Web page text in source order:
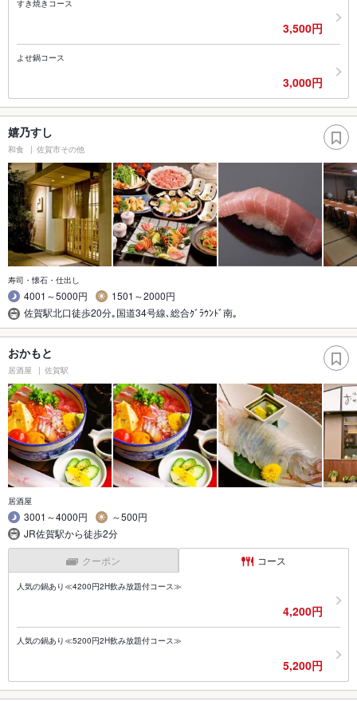
すき焼きコース
3,500円
よせ鍋コース
3,000円
嬉乃すし
和食 佐賀市その他
寿司・懐石・仕出し
4001～5000円
1501～2000円
佐賀駅北口徒歩20分｡国道34号線､総合ｸﾞﾗｳﾝﾄﾞ南｡
おかもと
居酒屋 佐賀駅
居酒屋
3001～4000円
～500円
JR佐賀駅から徒歩2分
クーポン コース
人気の鍋あり≪4200円2H飲み放題付コース≫
4,200円
人気の鍋あり≪5200円2H飲み放題付コース≫
5,200円